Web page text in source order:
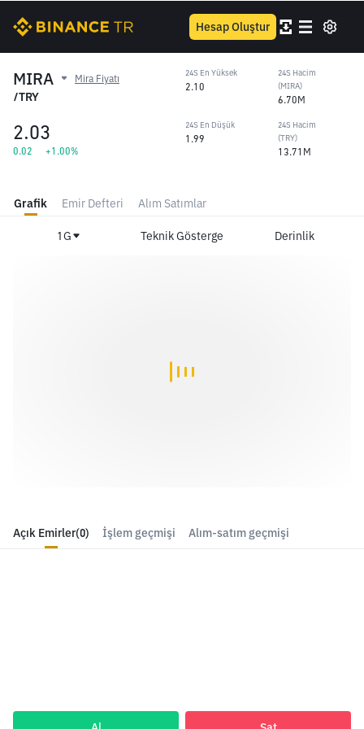
Hesap Oluştur
MIRA Mira Fiyatı
/TRY
2.03
0.02 +1.00%
24S En Yüksek
2.10
24S En Düşük
1.99
24S Hacim
(MIRA)
6.70M
24S Hacim
(TRY)
13.71M
Açık Emirler(0) İşlem geçmişi Alım-satım geçmişi
Grafik Emir Defteri Alım Satımlar
1G Teknik Gösterge Derinlik